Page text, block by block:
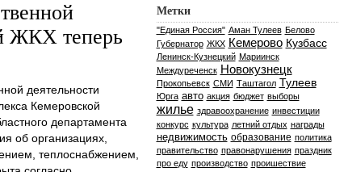
ЖКХ теперь
деятельности
Кемеровской
департамента
об организациях,
теплоснабжением,
Метки
"Единая Россия" Аман Тулеев Белово
Губернатор ЖКХ Кемерово Кузбасс
Ленинск-Кузнецкий Мариинск
Междуреченск Новокузнецк
Прокопьевск СМИ Таштагол Тулеев
Юрга авто акция бюджет выборы
жилье здравоохранение инвестиции
конкурс культура летний отдых награды
недвижимость образование политика
правительство правонарушения праздник
про еду производство проишествие